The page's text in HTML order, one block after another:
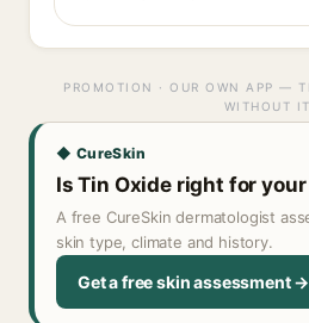
PROMOTION · OUR OWN APP —
WITHOUT IT
◆ CureSkin
Is Tin Oxide right for
A free CureSkin dermatologist
skin type, climate and history.
Get a free skin assessment →